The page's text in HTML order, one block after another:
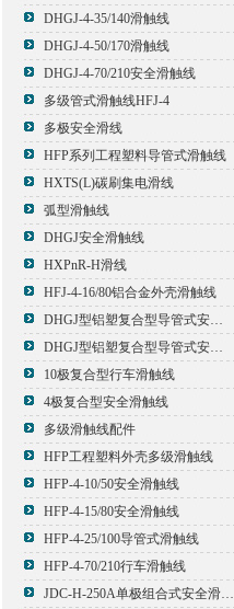
DHGJ-4-35/140滑触线
DHGJ-4-50/170滑触线
DHGJ-4-70/210安全滑触线
多级管式滑触线HFJ-4
多极安全滑线
HFP系列工程塑料导管式滑触线
HXTS(L)碳刷集电滑线
弧型滑触线
DHGJ安全滑触线
HXPnR-H滑线
HFJ-4-16/80铝合金外壳滑触线
DHGJ型铝塑复合型导管式安全滑触线
DHGJ型铝塑复合型导管式安全滑触线
10极复合型行车滑触线
4极复合型安全滑触线
多级滑触线配件
HFP工程塑料外壳多级滑触线
HFP-4-10/50安全滑触线
HFP-4-15/80安全滑触线
HFP-4-25/100导管式滑触线
HFP-4-70/210行车滑触线
JDC-H-250A单极组合式安全滑触线